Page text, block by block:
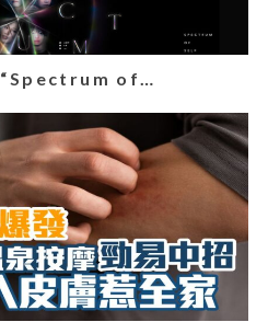
“Spectrum of…